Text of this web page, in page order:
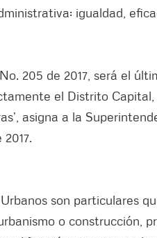
igualdad,
205 de 2017, será el
el Distrito Capital,
asigna a la
son particulares
o construcción,